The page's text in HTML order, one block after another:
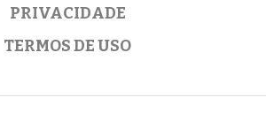
PRIVACIDADE
TERMOS DE USO